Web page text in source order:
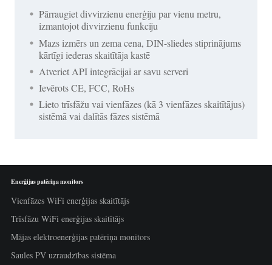
Pārraugiet divvirzienu enerģiju par vienu metru,
izmantojot divvirzienu funkciju
Mazs izmērs un zema cena, DIN-sliedes stiprinājums
kārtīgi iederas skaitītāja kastē
Atveriet API integrācijai ar savu serveri
Ievērots CE, FCC, RoHs
Lieto trīsfāžu vai vienfāzes (kā 3 vienfāzes skaitītājus)
sistēmā vai dalītās fāzes sistēmā
Enerģijas patēriņa monitors
Vienfāzes WiFi enerģijas skaitītājs
Trīsfāzu WiFi enerģijas skaitītājs
Mājas elektroenerģijas patēriņa monitors
Saules PV uzraudzības sistēma